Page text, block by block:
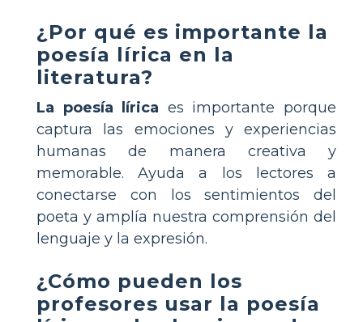
¿Por qué es importante la
poesía lírica en la
literatura?
La poesía lírica es importante porque
captura las emociones y experiencias
humanas de manera creativa y
memorable. Ayuda a los lectores a
conectarse con los sentimientos del
poeta y amplía nuestra comprensión del
lenguaje y la expresión.
¿Cómo pueden los
profesores usar la poesía